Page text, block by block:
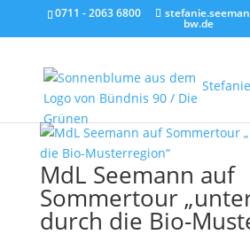
0711 - 2063 6800
bw.de
MdL Seemann auf
Sommertour
durch die Bio-